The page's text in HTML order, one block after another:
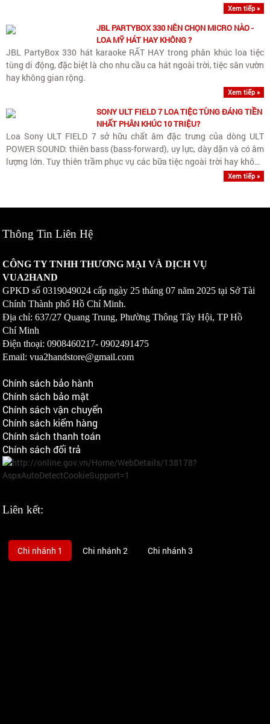
Xem tiếp »
JBL PARTYBOX 330 NÊN CHỌN MICRO NÀO -
LOA MỸ HÁT HAY KHÔNG ?
JBL PartyBox 330 hát karaoke RẤT HAY trong phân khúc loa tiệc
tùng di động, đặc biệt là cho nhu cầu ca hát ngoài trời, tiệc sân vườn
hay không gian rộng.
Xem tiếp »
SONY ULT FIELD 7 LOA TIỆC TÙNG ĐÁNG TIỀN
NHẤT PHÂN KHÚC 10 TRIỆU?
Loa Sony ULT FIELD 7 sở hữu chất âm đặc trưng của dòng ULT
POWER SOUND: thiên bass (bass-forward), uy lực, dày dặn và có âm
lượng lớn. Tuy thiên trầm phục vụ các bữa tiệc ngoài trời hay không
Xem tiếp »
Thông Tin Liên Hệ
CÔNG TY TNHH THƯƠNG MẠI VÀ DỊCH VỤ
VUA2HAND
GPKD số0319049024 cấp ngày 25 tháng 07 năm 2025 tại Sở Tài
Chính Thành phố Hồ Chí Minh.
Địa chỉ: 637/27 Quang Trung, Phường Thông Tây Hội, TP Hồ
Chí Minh
Điện thoại: 0908460217-0902491475
Email: vua2handstore@gmail.com
Chính sách bảo hành
Chính sách bảo mật
Chính sách vận chuyển
Chính sách kiểm hàng
Chính sách thanh toán
Chính sách đổi trả
Liên kết:
Chi nhánh 1 Chi nhánh 2 Chi nhánh 3